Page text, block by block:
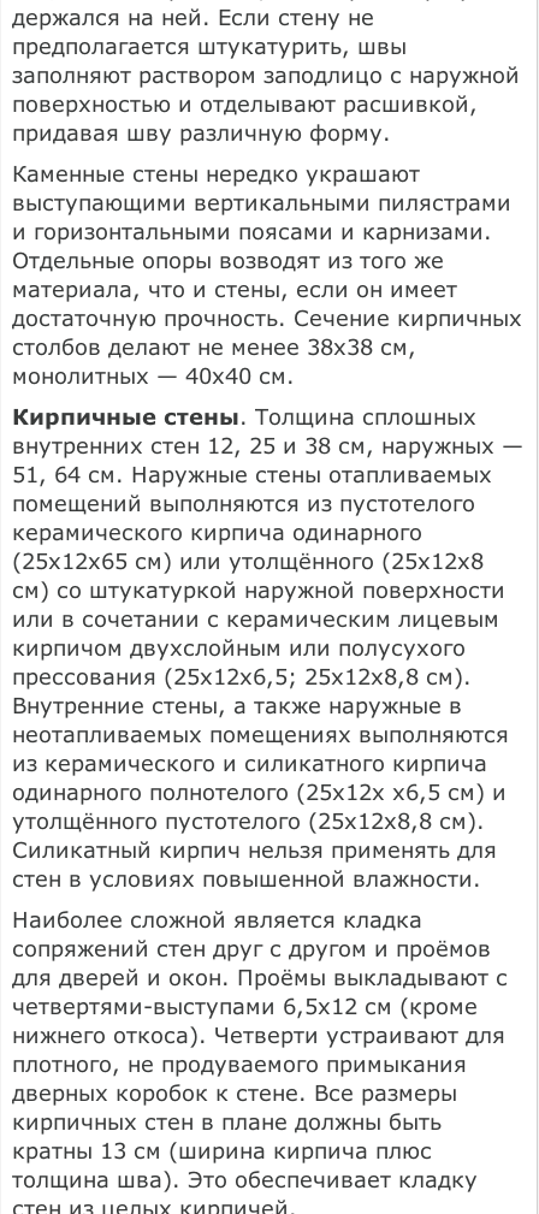
держался на ней. Если стену не
предполагается штукатурить, швы
заполняют раствором заподлицо с наружной
поверхностью и отделывают расшивкой,
придавая шву различную форму.
Каменные стены нередко украшают
выступающими вертикальными пилястрами
и горизонтальными поясами и карнизами.
Отдельные опоры возводят из того же
материала, что и стены, если он имеет
достаточную прочность. Сечение кирпичных
столбов делают не менее 38x38 см,
монолитных — 40x40 см.
Кирпичные стены. Толщина сплошных
внутренних стен 12, 25 и 38 см, наружных —
51, 64 см. Наружные стены отапливаемых
помещений выполняются из пустотелого
керамического кирпича одинарного
(25x12x65 см) или утолщённого (25x12x8
см) со штукатуркой наружной поверхности
или в сочетании с керамическим лицевым
кирпичом двухслойным или полусухого
прессования (25x12x6,5; 25x12x8,8 см).
Внутренние стены, а также наружные в
неотапливаемых помещениях выполняются
из керамического и силикатного кирпича
одинарного полнотелого (25х12х х6,5 см) и
утолщённого пустотелого (25x12x8,8 см).
Силикатный кирпич нельзя применять для
стен в условиях повышенной влажности.
Наиболее сложной является кладка
сопряжений стен друг с другом и проёмов
для дверей и окон. Проёмы выкладывают с
четвертями-выступами 6,5x12 см (кроме
нижнего откоса). Четверти устраивают для
плотного, не продуваемого примыкания
дверных коробок к стене. Все размеры
кирпичных стен в плане должны быть
кратны 13 см (ширина кирпича плюс
толщина шва). Это обеспечивает кладку
стен из целых кирпичей.